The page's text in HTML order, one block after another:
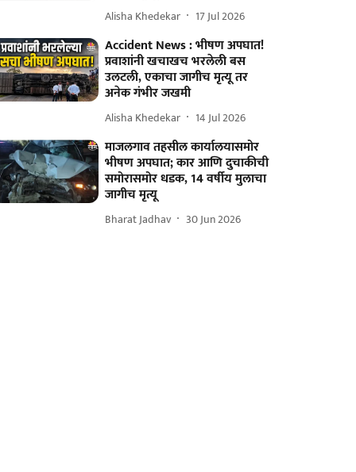
Alisha Khedekar 17 Jul 2026
Accident News : भीषण अपघात!
प्रवाशांनी खचाखच भरलेली बस
उलटली, एकाचा जागीच मृत्यू तर
अनेक गंभीर जखमी
Alisha Khedekar 14 Jul 2026
माजलगाव तहसील कार्यालयासमोर
भीषण अपघात; कार आणि दुचाकीची
समोरासमोर धडक, 14 वर्षीय मुलाचा
जागीच मृत्यू
Bharat Jadhav 30 Jun 2026